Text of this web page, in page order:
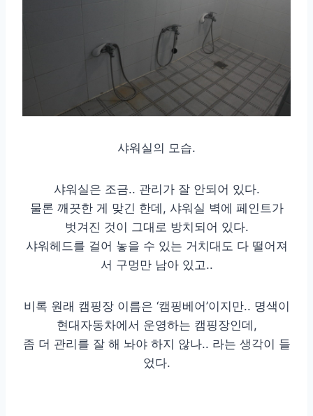
샤워실의 모습.
샤워실은 조금.. 관리가 잘 안되어 있다.
물론 깨끗한 게 맞긴 한데, 샤워실 벽에 페인트가
벗겨진 것이 그대로 방치되어 있다.
샤워헤드를 걸어 놓을 수 있는 거치대도 다 떨어져
서 구멍만 남아 있고..
비록 원래 캠핑장 이름은 ‘캠핑베어’이지만.. 명색이
현대자동차에서 운영하는 캠핑장인데,
좀 더 관리를 잘 해 놔야 하지 않나.. 라는 생각이 들
었다.